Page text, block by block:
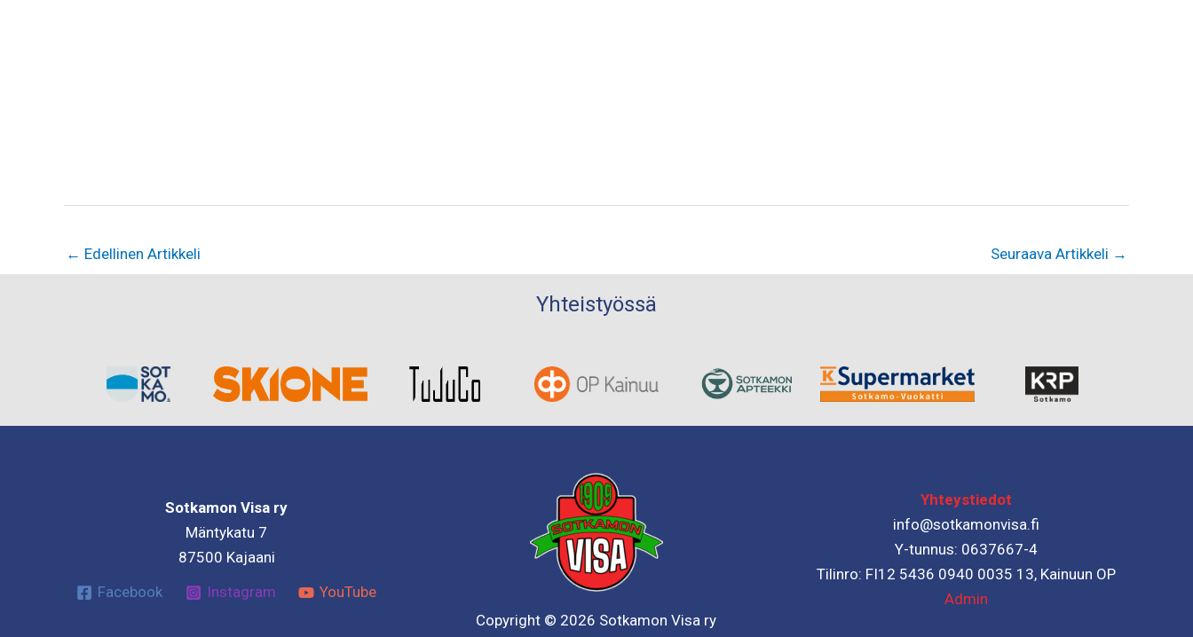
← Edellinen Artikkeli Seuraava Artikkeli →
Yhteistyössä
Sotkamon Visa ry
Mäntykatu 7
87500 Kajaani
Facebook
Instagram
YouTube
Copyright © 2026 Sotkamon Visa ry
Yhteystiedot
info@sotkamonvisa.fi
Y-tunnus: 0637667-4
Tilinro: FI12 5436 0940 0035 13, Kainuun OP
Admin